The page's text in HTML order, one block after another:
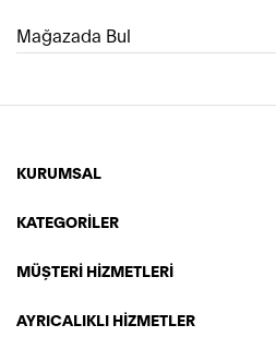
Mağazada Bul
KURUMSAL
KATEGORİLER
MÜŞTERİ HİZMETLERİ
AYRICALIKLI HİZMETLER